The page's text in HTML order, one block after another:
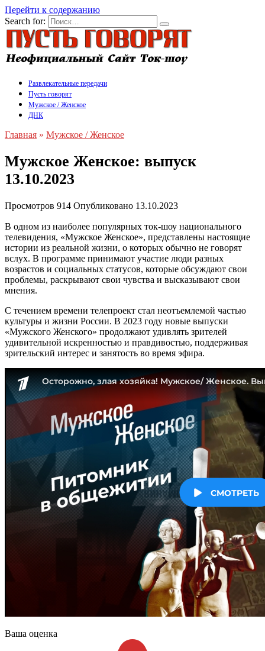
Перейти к содержанию
Search for:
Развлекательные передачи
Пусть говорят
Мужское / Женское
ДНК
Главная » Мужское / Женское
Мужское Женское: выпуск
13.10.2023
Просмотров 914 Опубликовано 13.10.2023
В одном из наиболее популярных ток-шоу национального
телевидения, «Мужское Женское», представлены настоящие
истории из реальной жизни, о которых обычно не говорят
вслух. В программе принимают участие люди разных
возрастов и социальных статусов, которые обсуждают свои
проблемы, раскрывают свои чувства и высказывают свои
мнения.
С течением времени телепроект стал неотъемлемой частью
культуры и жизни России. В 2023 году новые выпуски
«Мужского Женского» продолжают удивлять зрителей
удивительной искренностью и правдивостью, поддерживая
зрительский интерес и занятость во время эфира.
Ваша оценка